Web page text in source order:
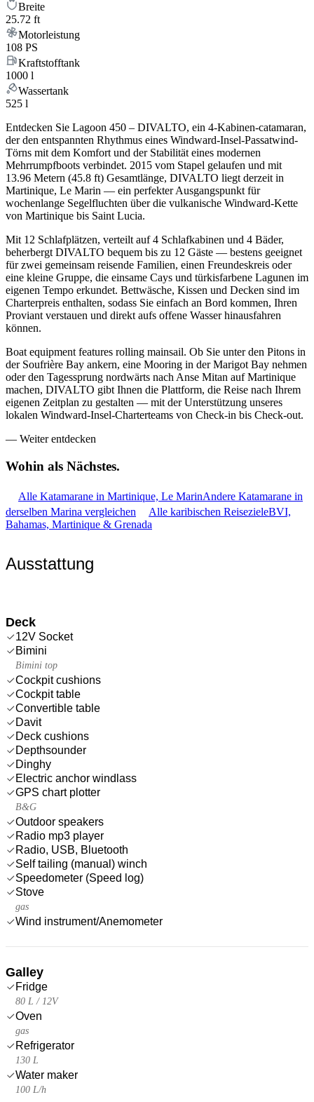
Breite
25.72 ft
Motorleistung
108 PS
Kraftstofftank
1000 l
Wassertank
525 l
Entdecken Sie Lagoon 450 – DIVALTO, ein 4-Kabinen-catamaran,
der den entspannten Rhythmus eines Windward-Insel-Passatwind-
Törns mit dem Komfort und der Stabilität eines modernen
Mehrrumpfboots verbindet. 2015 vom Stapel gelaufen und mit
13.96 Metern (45.8 ft) Gesamtlänge, DIVALTO liegt derzeit in
Martinique, Le Marin — ein perfekter Ausgangspunkt für
wochenlange Segelfluchten über die vulkanische Windward-Kette
von Martinique bis Saint Lucia.
Mit 12 Schlafplätzen, verteilt auf 4 Schlafkabinen und 4 Bäder,
beherbergt DIVALTO bequem bis zu 12 Gäste — bestens geeignet
für zwei gemeinsam reisende Familien, einen Freundeskreis oder
eine kleine Gruppe, die einsame Cays und türkisfarbene Lagunen im
eigenen Tempo erkundet. Bettwäsche, Kissen und Decken sind im
Charterpreis enthalten, sodass Sie einfach an Bord kommen, Ihren
Proviant verstauen und direkt aufs offene Wasser hinausfahren
können.
Boat equipment features rolling mainsail. Ob Sie unter den Pitons in
der Soufrière Bay ankern, eine Mooring in der Marigot Bay nehmen
oder den Tagessprung nordwärts nach Anse Mitan auf Martinique
machen, DIVALTO gibt Ihnen die Plattform, die Reise nach Ihrem
eigenen Zeitplan zu gestalten — mit der Unterstützung unseres
lokalen Windward-Insel-Charterteams von Check-in bis Check-out.
— Weiter entdecken
Wohin als Nächstes.
Alle Katamarane in Martinique, Le MarinAndere Katamarane in
derselben Marina vergleichen
Alle karibischen ReisezieleBVI,
Bahamas, Martinique & Grenada
Ausstattung
Deck
12V Socket
Bimini
Bimini top
Cockpit cushions
Cockpit table
Convertible table
Davit
Deck cushions
Depthsounder
Dinghy
Electric anchor windlass
GPS chart plotter
B&G
Outdoor speakers
Radio mp3 player
Radio, USB, Bluetooth
Self tailing (manual) winch
Speedometer (Speed log)
Stove
gas
Wind instrument/Anemometer
Galley
Fridge
80 L / 12V
Oven
gas
Refrigerator
130 L
Water maker
100 L/h